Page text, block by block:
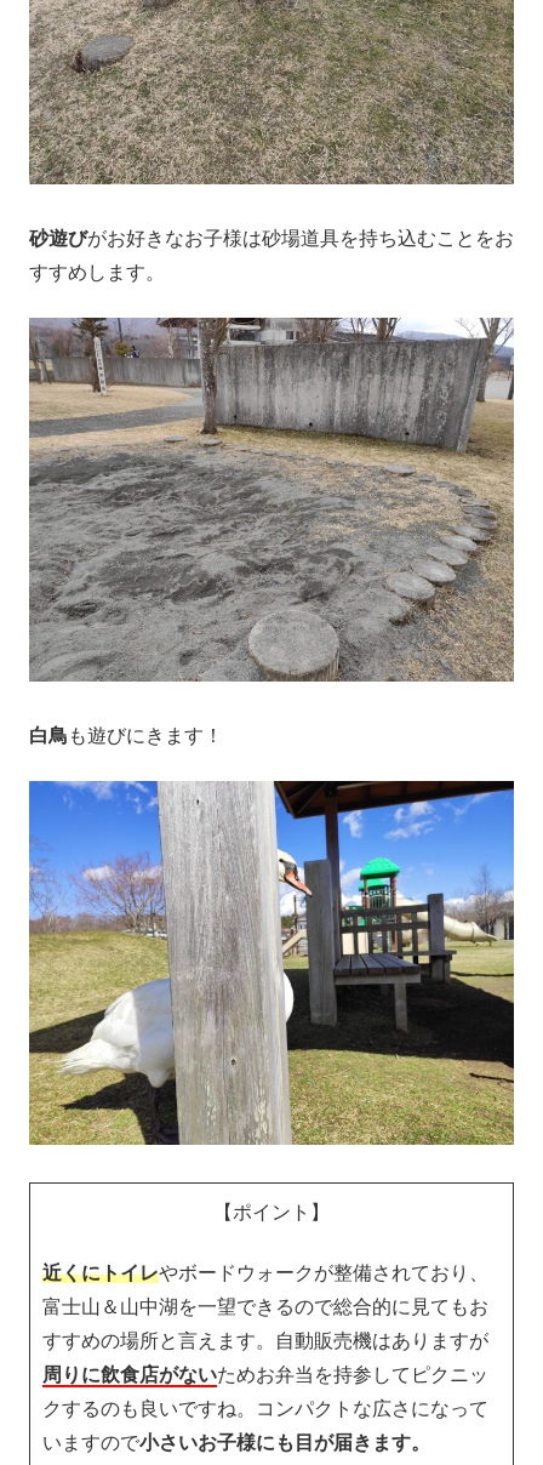
砂遊びがお好きなお子様は砂場道具を持ち込むことをお
すすめします。
白鳥 も遊びにきます！
【ポイント】
近くにトイレやボードウォークが整備されており、
富士山＆山中湖を一望できるので総合的に見てもお
すすめの場所と言えます。自動販売機はありますが
周り に飲食店がないためお弁当を持参してピクニッ
クするのも良いですね。コンパクトな広さになって
いますので小さいお子様にも目が届きます。